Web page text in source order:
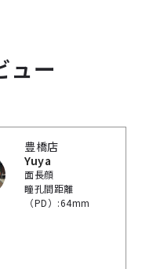
ュー
豊橋店
Yuya
面長顔
瞳孔間距離
（PD）:64mm